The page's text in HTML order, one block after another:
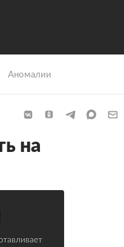
Аномалии
на